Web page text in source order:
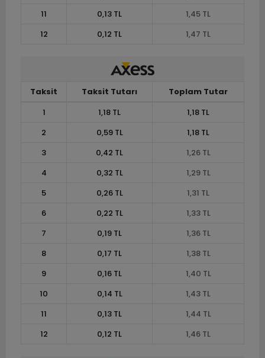
11
0,13 TL
1,45 TL
12
0,12 TL 1,47 TL
Taksit Taksit Tutarı
Toplam Tutar
1
1,18 TL
1,18 TL
2
0,59 TL
1,18 TL
3
0,42 TL
1,26 TL
4
0,32 TL
1,29 TL
5
0,26 TL
1,31 TL
6
0,22 TL
1,33 TL
7
0,19 TL
1,36 TL
8
0,17 TL
1,38 TL
9
0,16 TL
1,40 TL
10
0,14 TL
1,43 TL
11
0,13 TL
1,44 TL
12
0,12 TL 1,46 TL